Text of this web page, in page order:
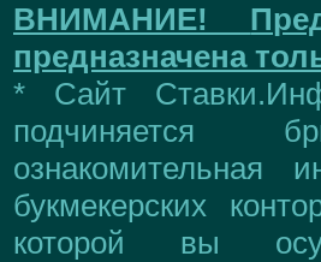
ВНИМАНИЕ!
предназначена
* Сайт
подчиняется
букмекерских
которой вы